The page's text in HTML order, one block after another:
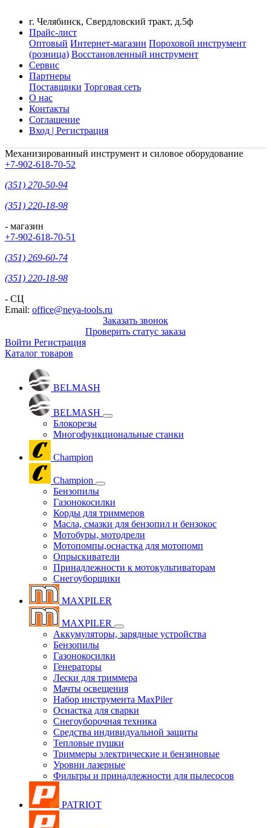
г. Челябинск, Свердловский тракт, д.5ф
Прайс-лист
Оптовый Интернет-магазин Пороховой инструмент
(розница) Восстановленный инструмент
Сервис
Партнеры
Поставщики Торговая сеть
О нас
Контакты
Соглашение
Вход | Регистрация
Механизированный инструмент и силовое оборудование
+7-902-618-70-52
(351) 270-50-94
(351) 220-18-98
- магазин
+7-902-618-70-51
(351) 269-60-74
(351) 220-18-98
- СЦ
Email: office@neya-tools.ru
Заказать звонок
Проверить статус заказа
Войти Регистрация
Каталог товаров
BELMASH
BELMASH
Блокорезы
Многофункциональные станки
Champion
Champion
Бензопилы
Газонокосилки
Корды для триммеров
Масла, смазки для бензопил и бензокос
Мотобуры, мотодрели
Мотопомпы,оснастка для мотопомп
Опрыскиватели
Принадлежности к мотокультиваторам
Снегоуборщики
MAXPILER
MAXPILER
Аккумуляторы, зарядные устройства
Бензопилы
Газонокосилки
Генераторы
Лески для триммера
Мачты освещения
Набор инструмента MaxPiler
Оснастка для сварки
Снегоуборочная техника
Средства индивидуальной защиты
Тепловые пушки
Триммеры электрические и бензиновые
Уровни лазерные
Фильтры и принадлежности для пылесосов
PATRIOT